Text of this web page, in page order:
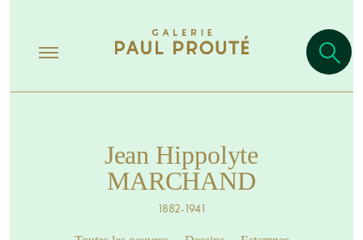
Jean Hippolyte
MARCHAND
1882-1941